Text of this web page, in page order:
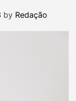
by Redação